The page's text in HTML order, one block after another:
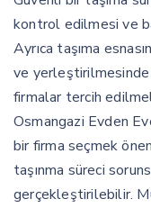
kontrol edilmesi ve
Ayrıca taşıma
ve
firmalar tercih
Osmangazi Evden
bir firma seçmek
taşınma süreci
gerçekleştirilebilir.